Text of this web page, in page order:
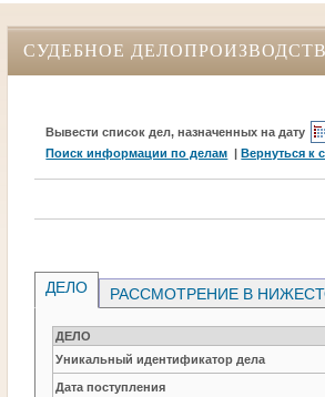
СУДЕБНОЕ
Вывести список дел, назначенных на дату
Поиск информации по делам |Вернуться к
ДЕЛО РАССМОТРЕНИЕ В
ДЕЛО
Уникальный идентификатор дела
Дата поступления